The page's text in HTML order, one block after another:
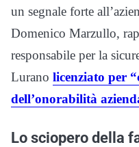
un segnale forte
Domenico Marzullo,
responsabile per la
Lurano licenziato per
dell’onorabilità
Lo sciopero della